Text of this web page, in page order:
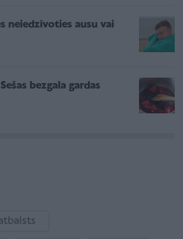
neiedzīvoties ausu vai
bezgala gardas